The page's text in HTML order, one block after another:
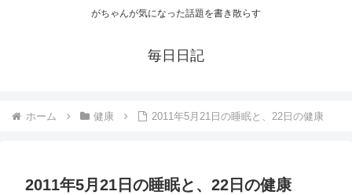
がちゃんが気になった話題を書き散らす
毎日日記
ホーム 健康 2011年5月21日の睡眠と、22日の健康
2011年5月21日の睡眠と、22日の健康